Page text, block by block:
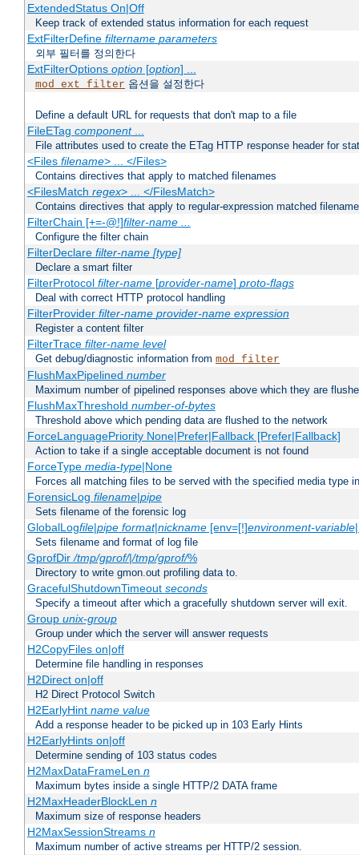
ExtendedStatus On|Off
Keep track of extended status information for each request
ExtFilterDefine filtername parameters
외부 필터를 정의한다
ExtFilterOptions option[option] ...
mod_ext_filter 옵션을 설정한다
Define a default URL for requests that don't map to a file
FileETag component...
File attributes used to create the ETag HTTP response header for
<Files filename> ... </Files>
Contains directives that apply to matched filenames
<FilesMatch regex> ... </FilesMatch>
Contains directives that apply to regular-expression matched
FilterChain [+=-@!]filter-name ...
Configure the filter chain
FilterDeclare filter-name [type]
Declare a smart filter
FilterProtocol filter-name[provider-name] proto-flags
Deal with correct HTTP protocol handling
FilterProvider filter-name provider-name expression
Register a content filter
FilterTrace filter-name level
Get debug/diagnostic information from mod_filter
FlushMaxPipelined number
Maximum number of pipelined responses above which they are
FlushMaxThreshold number-of-bytes
Threshold above which pending data are flushed to the network
ForceLanguagePriority None|Prefer|Fallback [Prefer|Fallback]
Action to take if a single acceptable document is not found
ForceType media-type|None
Forces all matching files to be served with the specified media type
ForensicLog filename|pipe
Sets filename of the forensic log
GlobalLogfile|pipe format|nickname[env=[!]environment-variable
Sets filename and format of log file
GprofDir/tmp/gprof/|/tmp/gprof/%
Directory to write gmon.out profiling data to.
GracefulShutdownTimeout seconds
Specify a timeout after which a gracefully shutdown server will exit.
Group unix-group
Group under which the server will answer requests
H2CopyFiles on|off
Determine file handling in responses
H2Direct on|off
H2 Direct Protocol Switch
H2EarlyHint name value
Add a response header to be picked up in 103 Early Hints
H2EarlyHints on|off
Determine sending of 103 status codes
H2MaxDataFrameLen n
Maximum bytes inside a single HTTP/2 DATA frame
H2MaxHeaderBlockLen n
Maximum size of response headers
H2MaxSessionStreams n
Maximum number of active streams per HTTP/2 session.